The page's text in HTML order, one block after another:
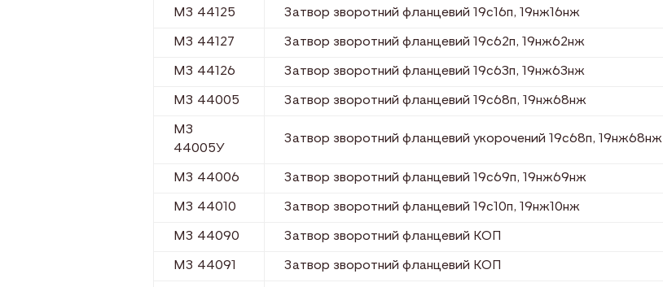
МЗ 44125 Затвор зворотний фланцевий 19с16п, 19нж16нж
МЗ 44127 Затвор зворотний фланцевий 19с62п, 19нж62нж
МЗ 44126 Затвор зворотний фланцевий 19с63п, 19нж63нж
МЗ 44005 Затвор зворотний фланцевий 19с68п, 19нж68нж
МЗ
44005У
Затвор зворотний фланцевий укорочений 19с68п, 19нж68нж
МЗ 44006 Затвор зворотний фланцевий 19с69п, 19нж69нж
МЗ 44010 Затвор зворотний фланцевий 19с10п, 19нж10нж
МЗ 44090 Затвор зворотний фланцевий КОП
МЗ 44091 Затвор зворотний фланцевий КОП